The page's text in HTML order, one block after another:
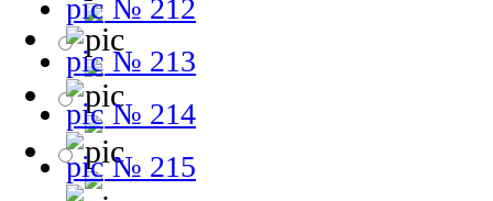
№ 212
№ 213
№ 214
№ 215